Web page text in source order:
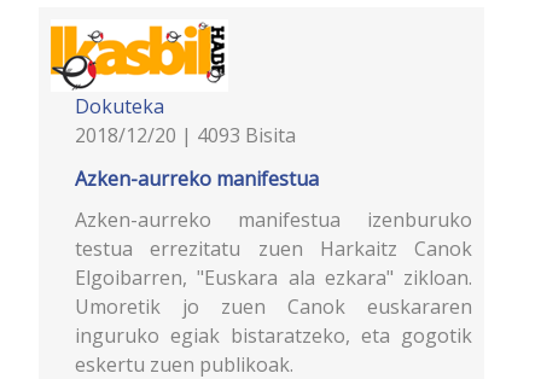
Dokuteka
2018/12/20 | 4093 Bisita
Azken-aurreko manifestua
Azken-aurreko manifestua izenburuko
testua errezitatu zuen Harkaitz Canok
Elgoibarren, "Euskara ala ezkara" zikloan.
Umoretik jo zuen Canok euskararen
inguruko egiak bistaratzeko, eta gogotik
eskertu zuen publikoak.